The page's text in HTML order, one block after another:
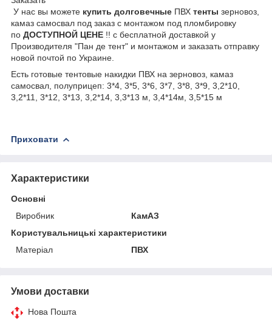
У нас вы можете купить долговечные ПВХ тенты зерновоз,
камаз самосвал под заказ с монтажом под пломбировку
по ДОСТУПНОЙ ЦЕНЕ !! с бесплатной доставкой у
Производителя "Пан де тент" и монтажом и заказать отправку
новой почтой по Украине.
Есть готовые тентовые накидки ПВХ на зерновоз, камаз
самосвал, полуприцеп: 3*4, 3*5, 3*6, 3*7, 3*8, 3*9, 3,2*10,
3,2*11, 3*12, 3*13, 3,2*14, 3,3*13 м, 3,4*14м, 3,5*15 м
Приховати
Характеристики
Основні
Виробник
КамАЗ
Користувальницькі характеристики
Матеріал
ПВХ
Умови доставки
Нова Пошта